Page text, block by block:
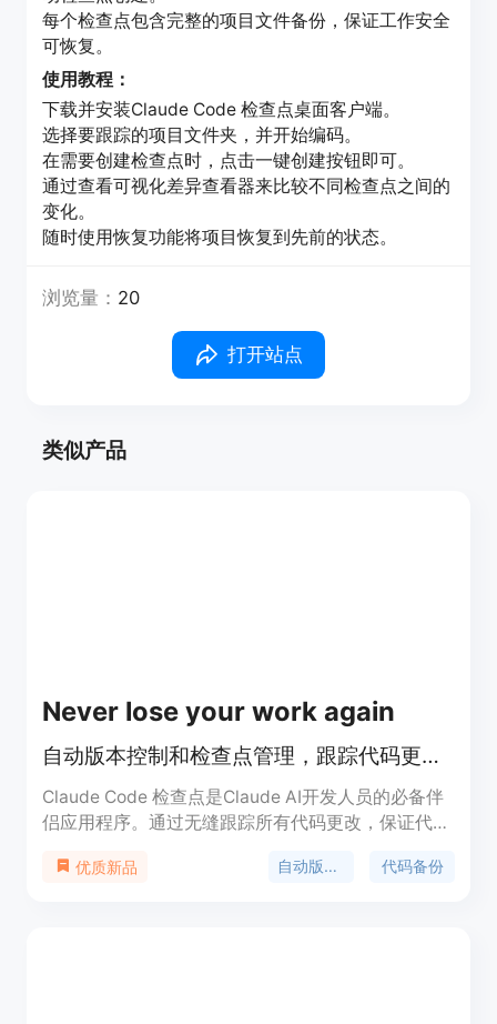
每个检查点包含完整的项目文件备份，保证工作安全
可恢复。
使用教程：
下载并安装Claude Code 检查点桌面客户端。
选择要跟踪的项目文件夹，并开始编码。
在需要创建检查点时，点击一键创建按钮即可。
通过查看可视化差异查看器来比较不同检查点之间的
变化。
随时使用恢复功能将项目恢复到先前的状态。
浏览量： 20
打开站点
类似产品
Never lose your work again
自动版本控制和检查点管理，跟踪代码更改，创建即时检查点，恢复先前状态，保证代码安全。
Claude Code 检查点是Claude AI开发人员的必备伴
侣应用程序。通过无缝跟踪所有代码更改，保证代码
优质新品 自动版本控制 代码备份